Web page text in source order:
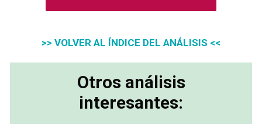
>> VOLVER AL ÍNDICE DEL ANÁLISIS <<
Otros análisis
interesantes: